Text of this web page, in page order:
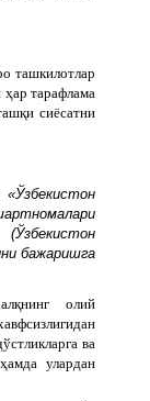
ташкилотлар
ҳар тарафлама
сиёсатни
(Ўзбекистон
бажаришга
олий
ва
улардан